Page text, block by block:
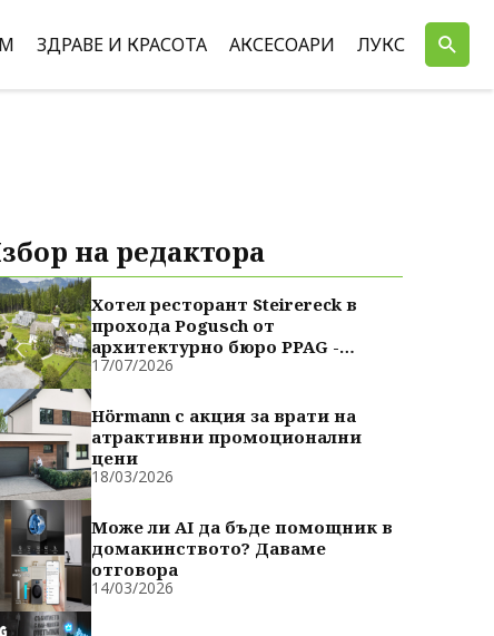
ЗДРАВЕ И КРАСОТА АКСЕСОАРИ ЛУКС
на редактора
Хотел ресторант Steirereck в
прохода Pogusch от
архитектурно бюро PPAG -
духовно сродни
17/07/2026
Hörmann с акция за врати на
атрактивни промоционални
цени
18/03/2026
Може ли AI да бъде помощник в
домакинството? Даваме
отговора
14/03/2026